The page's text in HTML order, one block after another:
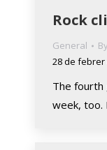
Rock
General By
28 de febrer
The fourth
week, too.